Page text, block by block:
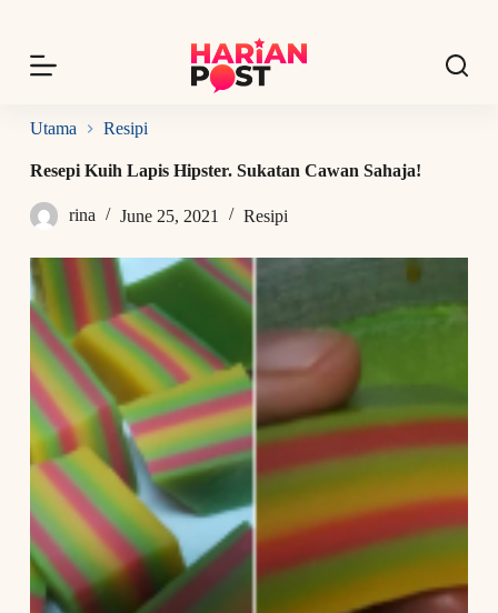
p
o
o
n
Utama Resipi
Resepi Kuih Lapis Hipster. Sukatan Cawan Sahaja!
rina June 25, 2021 Resipi